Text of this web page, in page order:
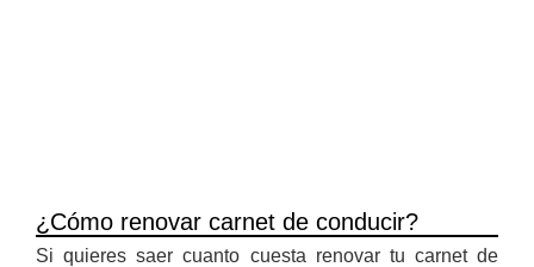
¿Cómo renovar carnet de conducir?
Si quieres saer cuanto cuesta renovar tu carnet de